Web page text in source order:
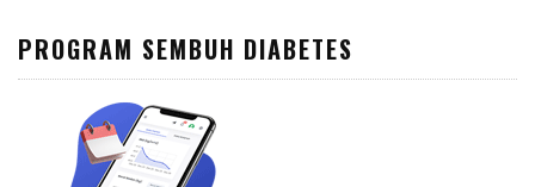
PROGRAM SEMBUH DIABETES